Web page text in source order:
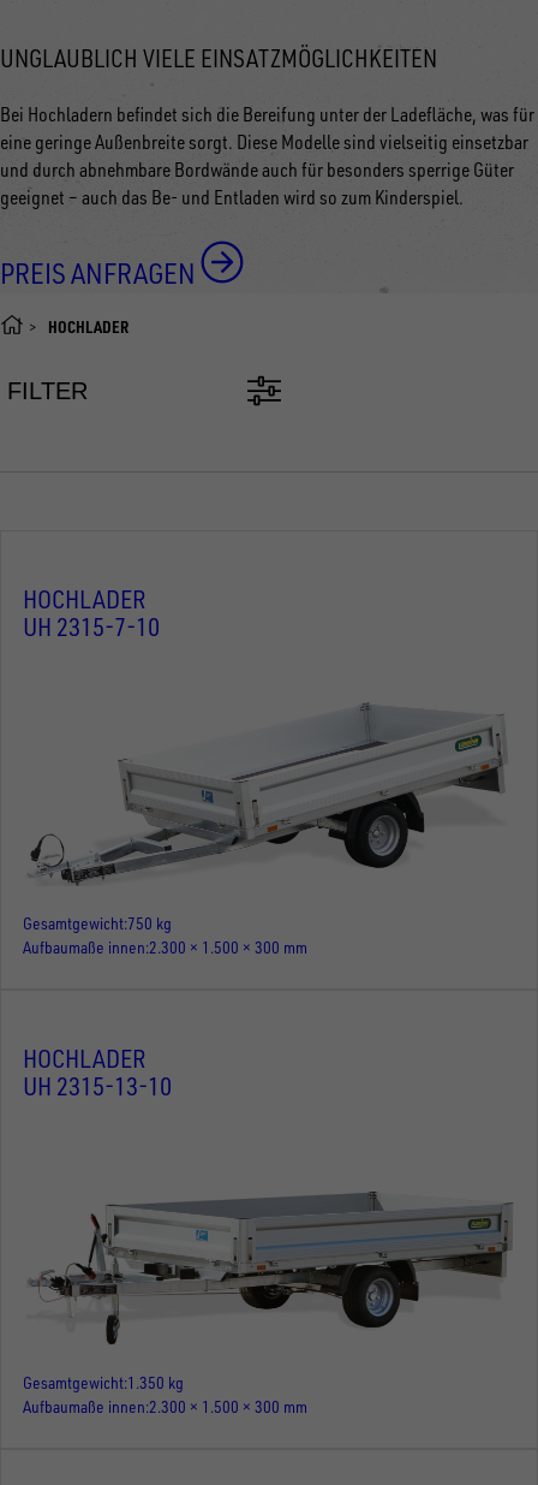
UNGLAUBLICH VIELE EINSATZMÖGLICHKEITEN
Bei Hochladern befindet sich die Bereifung unter der Ladefläche, was für
eine geringe Außenbreite sorgt. Diese Modelle sind vielseitig einsetzbar
und durch abnehmbare Bordwände auch für besonders sperrige Güter
geeignet – auch das Be- und Entladen wird so zum Kinderspiel.
PREIS ANFRAGEN
HOCHLADER
FILTER
HOCHLADER
UH 2315-7-10
Gesamtgewicht 750 kg
Aufbaumaße innen 2.300 × 1.500 × 300 mm
HOCHLADER
UH 2315-13-10
Gesamtgewicht 1.350 kg
Aufbaumaße innen 2.300 × 1.500 × 300 mm